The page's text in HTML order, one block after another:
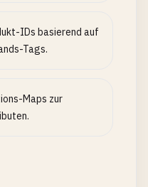
IDs basierend auf
Tags.
Maps zur